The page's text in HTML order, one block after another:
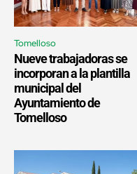
Tomelloso
Nueve trabajadoras se
incorporan a la plantilla
municipal del
Ayuntamiento de
Tomelloso